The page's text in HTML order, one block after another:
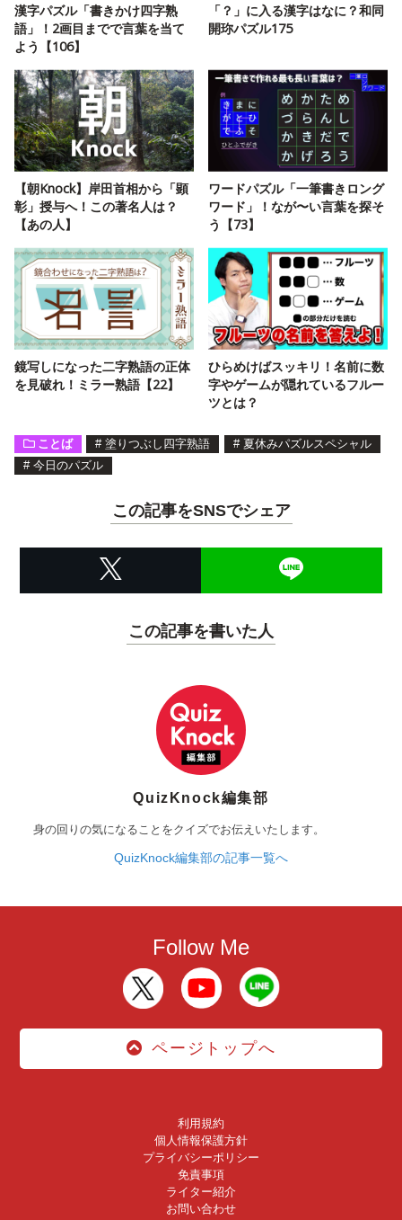
漢字パズル「書きかけ四字熟
語」！2画目までで言葉を当て
よう【106】
「？」に入る漢字はなに？和同
開珎パズル175
【朝Knock】岸田首相から「顕
彰」授与へ！この著名人は？
【あの人】
ワードパズル「一筆書きロング
ワード」！なが〜い言葉を探そ
う【73】
鏡写しになった二字熟語の正体
を見破れ！ミラー熟語【22】
ひらめけばスッキリ！名前に数
字やゲームが隠れているフルー
ツとは？
ことば # 塗りつぶし四字熟語 # 夏休みパズルスペシャル
# 今日のパズル
この記事をSNSでシェア
この記事を書いた人
QuizKnock編集部
身の回りの気になることをクイズでお伝えいたします。
QuizKnock編集部の記事一覧へ
Follow Me
ページトップへ
利用規約
個人情報保護方針
プライバシーポリシー
免責事項
ライター紹介
お問い合わせ